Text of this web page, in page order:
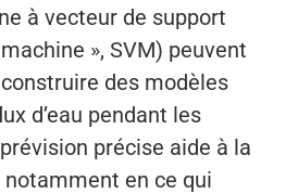
à vecteur de support
», SVM) peuvent
des modèles
d’eau pendant les
précise aide à la
en ce qui